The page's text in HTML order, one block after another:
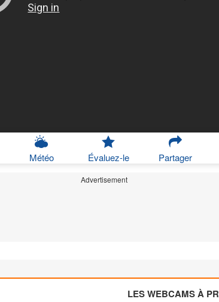
Météo Évaluez-le Partager
Advertisement
LES WEBCAMS À